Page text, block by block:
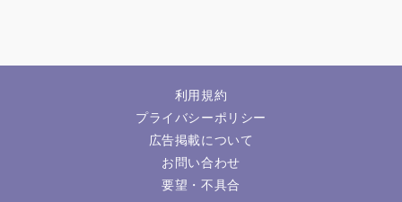
利用規約
プライバシーポリシー
広告掲載について
お問い合わせ
要望・不具合